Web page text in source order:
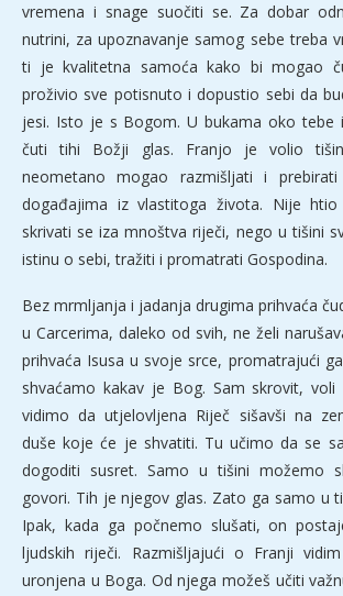
vremena i snage suočiti se. Za dobar
nutrini, za upoznavanje samog sebe treba
ti je kvalitetna samoća kako bi mogao
proživio sve potisnuto i dopustio sebi da
jesi. Isto je s Bogom. U bukama oko tebe
čuti tihi Božji glas. Franjo je volio
neometano mogao razmišljati i
događajima iz vlastitoga života. Nije
skrivati se iza mnoštva riječi, nego u tišini
istinu o sebi, tražiti i promatrati Gospodina.
Bez mrmljanja i jadanja drugima prihvaća
u Carcerima, daleko od svih, ne želi
prihvaća Isusa u svoje srce, promatrajući
shvaćamo kakav je Bog. Sam skrovit, voli
vidimo da utjelovljena Riječ sišavši na
duše koje će je shvatiti. Tu učimo da se
dogoditi susret. Samo u tišini možemo
govori. Tih je njegov glas. Zato ga samo u
Ipak, kada ga počnemo slušati, on
ljudskih riječi. Razmišljajući o Franji
uronjena u Boga. Od njega možeš učiti